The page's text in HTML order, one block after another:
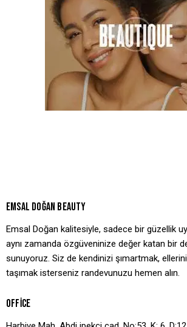
EMSAL DOĞAN BEAUTY
Emsal Doğan kalitesiyle, sadece bir güzellik
aynı zamanda özgüveninize değer katan bir
sunuyoruz. Siz de kendinizi şımartmak,
taşımak isterseniz randevunuzu hemen alın.
OFFICE